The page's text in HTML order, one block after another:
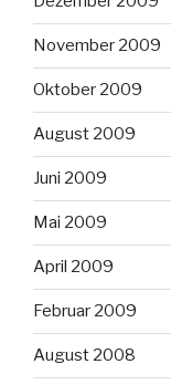
November 2009
Oktober 2009
August 2009
Juni 2009
Mai 2009
April 2009
Februar 2009
August 2008